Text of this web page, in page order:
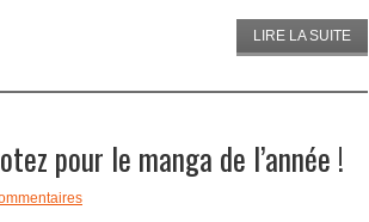
LIRE LA SUITE
pour le manga de l’année !